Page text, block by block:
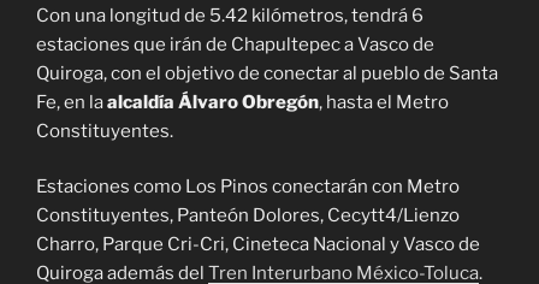
Con una longitud de 5.42 kilómetros, tendrá 6
estaciones que irán de Chapultepec a Vasco de
Quiroga, con el objetivo de conectar al pueblo de Santa
Fe, en laalcaldía Álvaro Obregón, hasta el Metro
Constituyentes.
Estaciones como Los Pinos conectarán con Metro
Constituyentes, Panteón Dolores, Cecytt4/Lienzo
Charro, Parque Cri-Cri, Cineteca Nacional y Vasco de
Quiroga además del Tren Interurbano México-Toluca.